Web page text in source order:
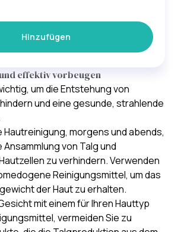
Hinzufügen
effektiv vorbeugen
um die Entstehung von
und eine gesunde, strahlende
Hautreinigung, morgens und abends,
von Talg und
zu verhindern. Verwenden
Reinigungsmittel, um das
der Haut zu erhalten.
mit einem für Ihren Hauttyp
vermeiden Sie zu